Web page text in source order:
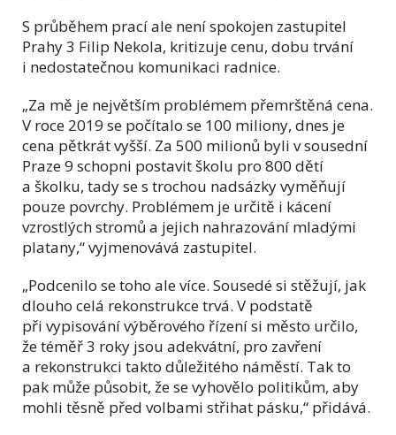
S průběhem prací ale není spokojen zastupitel
Prahy 3 Filip Nekola, kritizuje cenu, dobu trvání
i nedostatečnou komunikaci radnice.
„Za mě je největším problémem přemrštěná cena.
V roce 2019 se počítalo se 100 miliony, dnes je
cena pětkrát vyšší. Za 500 milionů byli v sousední
Praze 9 schopni postavit školu pro 800 dětí
a školku, tady se s trochou nadsázky vyměňují
pouze povrchy. Problémem je určitě i kácení
vzrostlých stromů a jejich nahrazování mladými
platany,“ vyjmenovává zastupitel.
„Podcenilo se toho ale více. Sousedé si stěžují, jak
dlouho celá rekonstrukce trvá. V podstatě
při vypisování výběrového řízení si město určilo,
že téměř 3 roky jsou adekvátní, pro zavření
a rekonstrukci takto důležitého náměstí. Tak to
pak může působit, že se vyhovělo politikům, aby
mohli těsně před volbami střihat pásku,“ přidává.